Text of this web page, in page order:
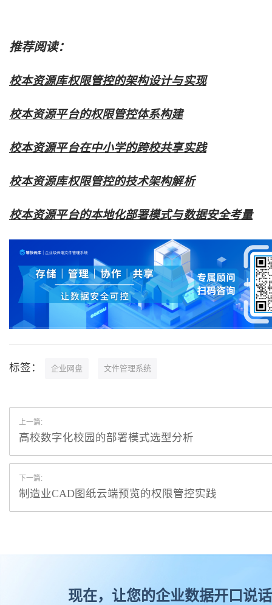
推荐阅读：
校本资源库权限管控的架构设计与实现
校本资源平台的权限管控体系构建
校本资源平台在中小学的跨校共享实践
校本资源库权限管控的技术架构解析
校本资源平台的本地化部署模式与数据安全考量
标签： 企业网盘 文件管理系统
上一篇:
高校数字化校园的部署模式选型分析
下一篇:
制造业CAD图纸云端预览的权限管控实践
现在，让您的企业数据开口说话